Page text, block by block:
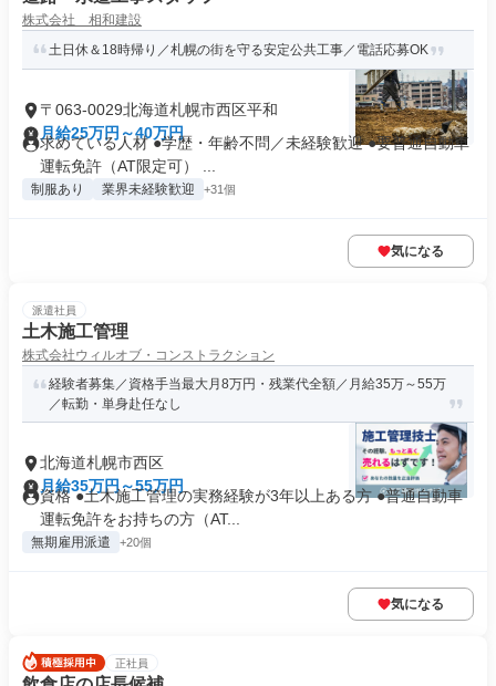
株式会社 相和建設
土日休＆18時帰り／札幌の街を守る安定公共工事／電話応募OK
〒063-0029北海道札幌市西区平和
月給25万円～40万円
求めている人材 ●学歴・年齢不問／未経験歓迎 ●要普通自動車
運転免許（AT限定可） ...
制服あり 業界未経験歓迎 +31個
気になる
派遣社員
土木施工管理
株式会社ウィルオブ・コンストラクション
経験者募集／資格手当最大月8万円・残業代全額／月給35万～55万
／転勤・単身赴任なし
北海道札幌市西区
月給35万円～55万円
資格 ●土木施工管理の実務経験が3年以上ある方 ●普通自動車
運転免許をお持ちの方（AT...
無期雇用派遣 +20個
気になる
正社員